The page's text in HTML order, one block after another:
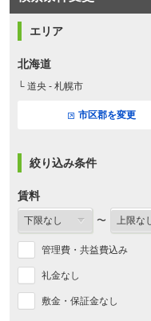
エリア
北海道
└ 道央 - 札幌市
市区郡を変更
絞り込み条件
賃料
〜
管理費・共益費込み
礼金なし
敷金・保証金なし